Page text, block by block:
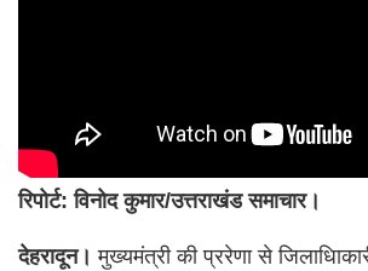
रिपोर्ट: विनोद कुमार/उत्तराखंड समाचार।
देहरादून। मुख्यमंत्री की प्ररेणा से